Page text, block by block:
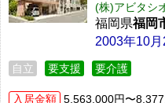
(株)アビタシ
福岡県福岡
2003年10
自立 要支援 要介護
入居金額 5,563,000円〜